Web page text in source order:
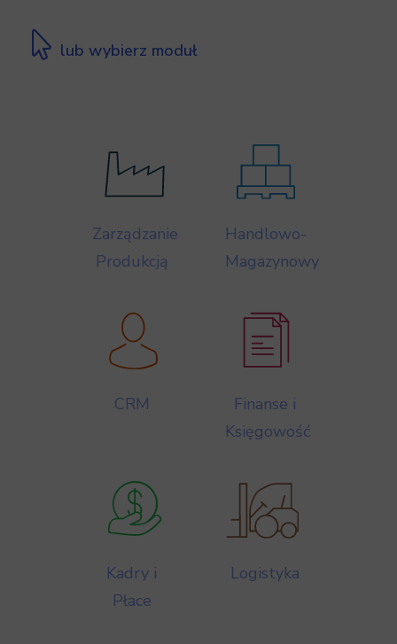
lub wybierz moduł
Zarządzanie
Produkcją
Handlowo-
Magazynowy
CRM
Finanse i
Księgowość
Kadry i
Płace
Logistyka